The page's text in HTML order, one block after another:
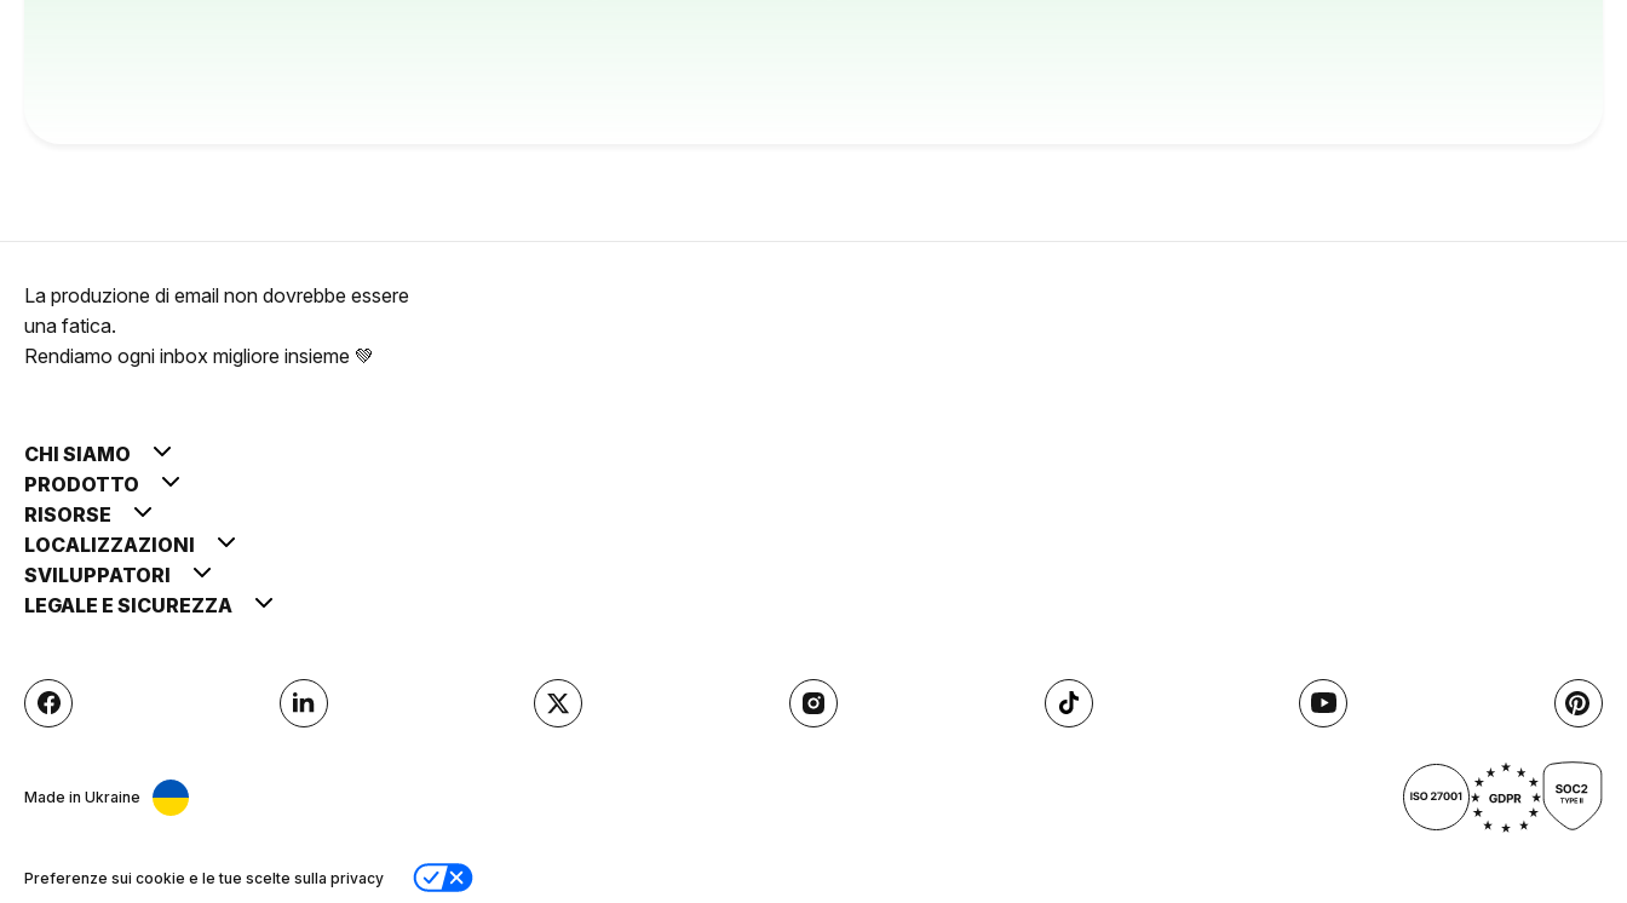
La produzione di email non dovrebbe essere
una fatica.
Rendiamo ogni inbox migliore insieme 💚
CHI SIAMO
PRODOTTO
RISORSE
LOCALIZZAZIONI
SVILUPPATORI
LEGALE E SICUREZZA
Made in Ukraine
Preferenze sui cookie e le tue scelte sulla privacy